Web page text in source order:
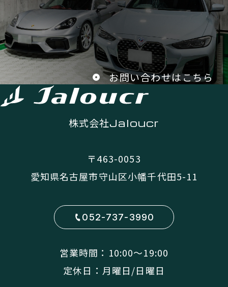
お問い合わせはこちら
株式会社Jaloucr
〒463-0053
愛知県名古屋市守山区小幡千代田5-11
052-737-3990
営業時間：10:00〜19:00
定休日：月曜日/日曜日